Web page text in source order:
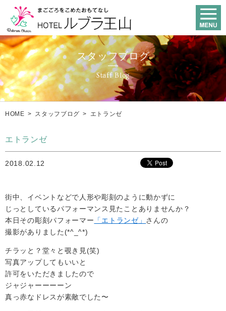
スタッフブログ
Staff Blog
HOME > スタッフブログ > エトランゼ
エトランゼ
2018.02.12
街中、イベントなどで人形や彫刻のように動かずに
じっとしているパフォーマンス見たことありませんか？
本日その彫刻パフォーマー 「エトランゼ」 さんの
撮影がありました(*^_^*)
チラッと？堂々と覗き見(笑)
写真アップしてもいいと
許可をいただきましたので
ジャジャーーーーン
真っ赤なドレスが素敵でした〜